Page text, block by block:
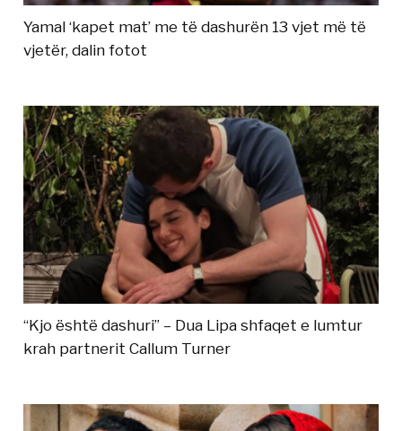
Yamal ‘kapet mat’ me të dashurën 13 vjet më të
vjetër, dalin fotot
“Kjo është dashuri” – Dua Lipa shfaqet e lumtur
krah partnerit Callum Turner